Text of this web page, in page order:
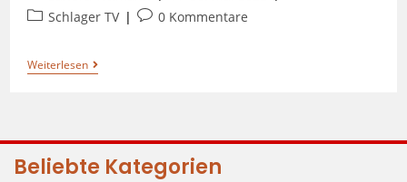
Schlager TV
0 Kommentare
Weiterlesen
Beliebte Kategorien